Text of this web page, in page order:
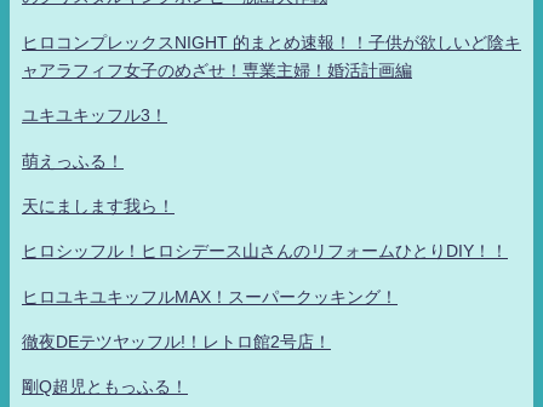
ヒロコンプレックスNIGHT 的まとめ速報！！子供が欲しいど陰キ
ャアラフィフ女子のめざせ！専業主婦！婚活計画編
ユキユキッフル3！
萌えっふる！
天にまします我ら！
ヒロシッフル！ヒロシデース山さんのリフォームひとりDIY！！
ヒロユキユキッフルMAX！スーパークッキング！
徹夜DEテツヤッフル!！レトロ館2号店！
剛Q超児ともっふる！